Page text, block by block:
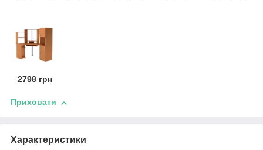
2798 грн
Приховати
Характеристики